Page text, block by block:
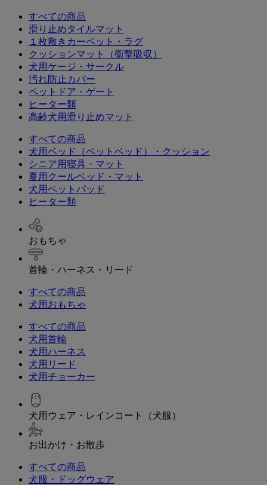
すべての商品
滑り止めタイルマット
１枚敷きカーペット・ラグ
クッションマット（衝撃吸収）
犬用ケージ・サークル
汚れ防止カバー
ペットドア・ゲート
ヒーター類
高齢犬用滑り止めマット
すべての商品
犬用ベッド（ペットベッド）・クッション
シニア用寝具・マット
夏用クールベッド・マット
犬用ベットパッド
ヒーター類
おもちゃ
首輪・ハーネス・リード
すべての商品
犬用おもちゃ
すべての商品
犬用首輪
犬用ハーネス
犬用リード
犬用チョーカー
犬用ウェア・レインコート（犬服）
お出かけ・お散歩
すべての商品
犬服・ドッグウェア